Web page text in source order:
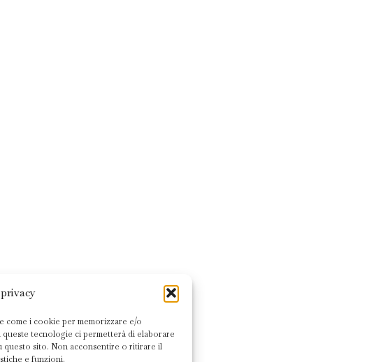
i cookie per memorizzare e/o
tecnologie ci permetterà di elaborare
questo sito. Non acconsentire o ritirare il
e funzioni.